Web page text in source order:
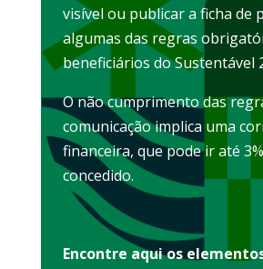
visível ou publicar a ficha de
algumas das regras
beneficiários do Sustentável
O não cumprimento das
comunicação implica uma
financeira, que pode ir até
concedido.
Encontre aqui os